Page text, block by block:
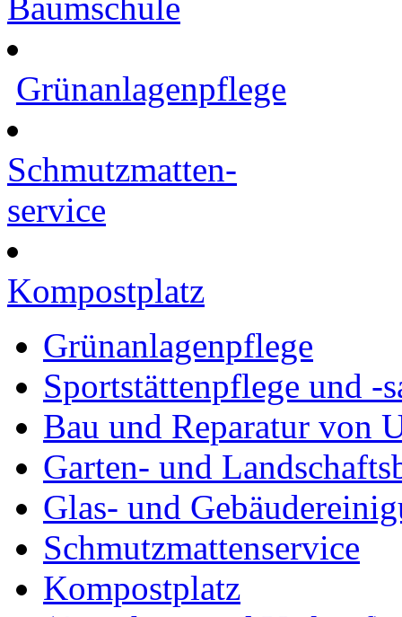
Grünanlagenpflege
Schmutzmatten-
service
Kompostplatz
Grünanlagenpflege
Sportstättenpflege und -
Bau und Reparatur von
Garten- und
Glas- und
Schmutzmattenservice
Kompostplatz